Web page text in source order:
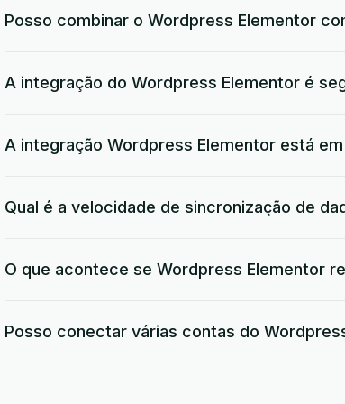
Posso combinar o Wordpress Elementor
A integração do Wordpress Elementor é
A integração Wordpress Elementor está
Qual é a velocidade de sincronização de
O que acontece se Wordpress Elementor
Posso conectar várias contas do